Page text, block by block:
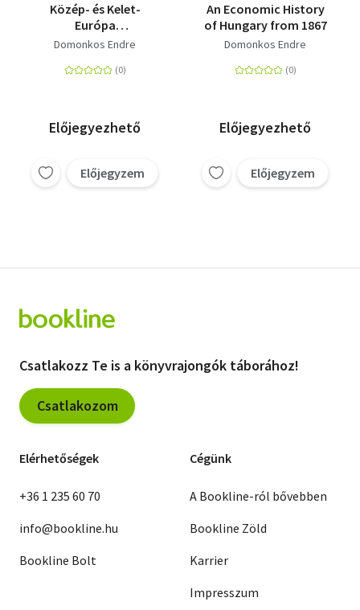
Közép- és Kelet-
Európa
gazdaságtörténete a
között - A félperiféria
elzárkózás
Domonkos Endre
Előjegyezhető
Előjegyzem
An Economic History
of Hungary from 1867
Domonkos Endre
Előjegyezhető
Előjegyzem
Csatlakozz Te is a könyvrajongók táborához!
Csatlakozom
Elérhetőségek
+36 1 235 60 70
info@bookline.hu
Bookline Bolt
Cégünk
A Bookline-ról bővebben
Bookline Zöld
Karrier
Impresszum